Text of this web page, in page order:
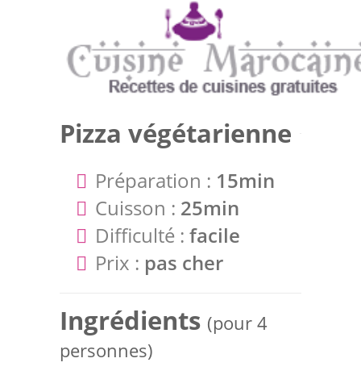
Pizza végétarienne
Préparation : 15min
Cuisson : 25min
Difficulté : facile
Prix : pas cher
Ingrédients (pour 4
personnes)